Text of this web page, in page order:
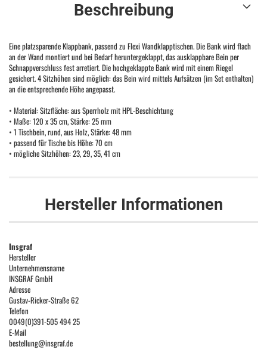
Beschreibung
Eine platzsparende Klappbank, passend zu Flexi Wandklapptischen. Die Bank wird flach
an der Wand montiert und bei Bedarf heruntergeklappt, das ausklappbare Bein per
Schnappverschluss fest arretiert. Die hochgeklappte Bank wird mit einem Riegel
gesichert. 4 Sitzhöhen sind möglich: das Bein wird mittels Aufsätzen (im Set enthalten)
an die entsprechende Höhe angepasst.
• Material: Sitzfläche: aus Sperrholz mit HPL-Beschichtung
• Maße: 120 x 35 cm, Stärke: 25 mm
• 1 Tischbein, rund, aus Holz, Stärke: 48 mm
• passend für Tische bis Höhe: 70 cm
• mögliche Sitzhöhen: 23, 29, 35, 41 cm
Hersteller Informationen
Insgraf
Hersteller
Unternehmensname
INSGRAF GmbH
Adresse
Gustav-Ricker-Straße 62
Telefon
0049(0)391-505 494 25
E-Mail
bestellung@insgraf.de